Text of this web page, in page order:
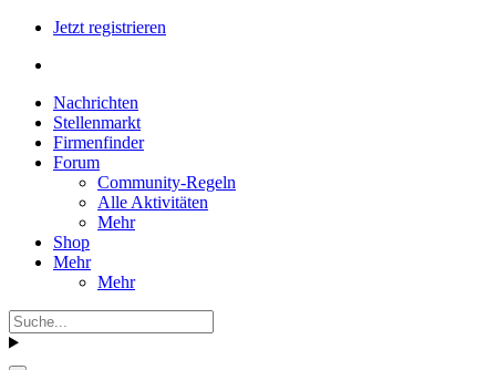
Jetzt registrieren
Nachrichten
Stellenmarkt
Firmenfinder
Forum
Community-Regeln
Alle Aktivitäten
Mehr
Shop
Mehr
Mehr